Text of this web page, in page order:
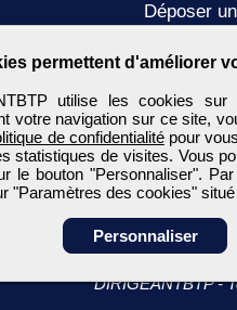
permettent d'améliorer
utilise les cookies
votre navigation sur ce site,
de confidentialitépour
statistiques de visites. Vous
le bouton "Personnaliser".
"Paramètres des cookies"
Personnaliser
Déposer
DIRIGEANTBTP -